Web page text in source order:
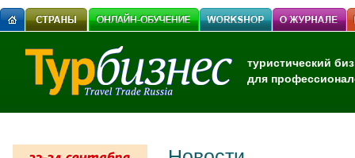
туристический
для